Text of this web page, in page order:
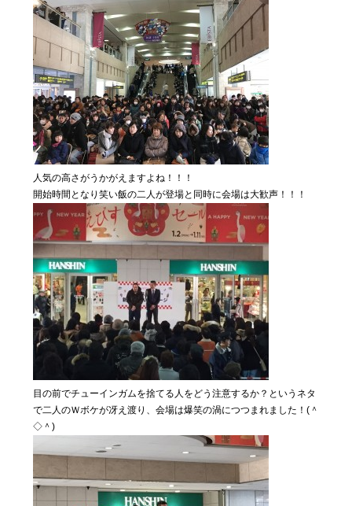
人気の高さがうかがえますよね！！！
開始時間となり笑い飯の二人が登場と同時に会場は大歓声！！！
目の前でチューインガムを捨てる人をどう注意するか？というネタ
で二人のＷボケが冴え渡り、会場は爆笑の渦につつまれました！(＾
◇＾)